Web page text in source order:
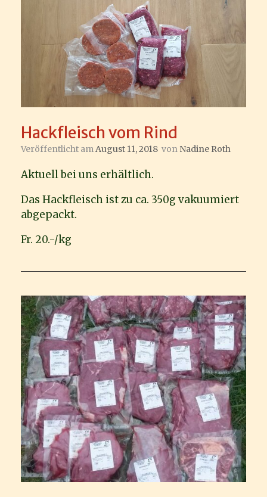
Hackfleisch vom Rind
Veröffentlicht amAugust 11, 2018 von Nadine Roth
Aktuell bei uns erhältlich.
Das Hackfleisch ist zu ca. 350g vakuumiert
abgepackt.
Fr. 20.-/kg